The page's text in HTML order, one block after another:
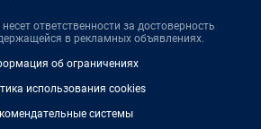
ответственности за достоверность
в рекламных объявлениях.
об ограничениях
использования cookies
системы